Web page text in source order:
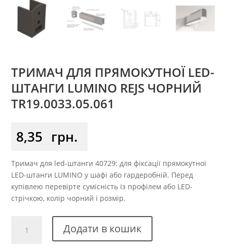
ТРИМАЧ ДЛЯ ПРЯМОКУТНОЇ LED-
ШТАНГИ LUMINO REJS ЧОРНИЙ
TR19.0033.05.061
8,35 грн.
Тримач для led-штанги 40729: для фіксації прямокутної
LED-штанги LUMINO у шафі або гардеробній. Перед
купівлею перевірте сумісність із профілем або LED-
стрічкою, колір чорний і розмір.
прямокутної
Додати в кошик